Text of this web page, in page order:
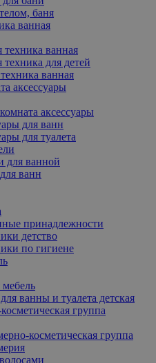
баня
ванная
техника ванная
техника для детей
ванная
аксессуары
аксессуары
для ванн
для туалета
для ванной
ванн
принадлежности
детство
по гигиене
мебель
ванны и туалета детская
группа
косметическая группа